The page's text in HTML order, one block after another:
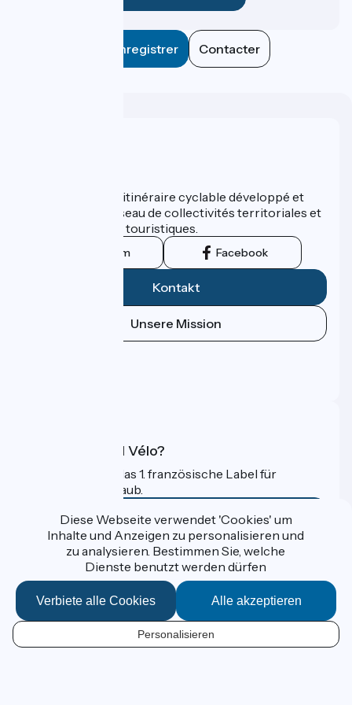
DE
Enregistrer Contacter
ViaRhôna est un itinéraire cyclable développé et
promu par un réseau de collectivités territoriales et
leurs institutions touristiques.
Instagram Facebook
Kontakt
Unsere Mission
Was ist Accueil Vélo?
Accueil Vélo ist das 1. französische Label für
Radfahrer im Urlaub.
Mehr erfahren
Gefördert im Rahmen von Destination France
Données personnelles
Espace Presse
Diese Webseite verwendet 'Cookies' um
Inhalte und Anzeigen zu personalisieren und
zu analysieren. Bestimmen Sie, welche
Dienste benutzt werden dürfen
Alle akzeptieren
Verbiete alle Cookies
Personalisieren